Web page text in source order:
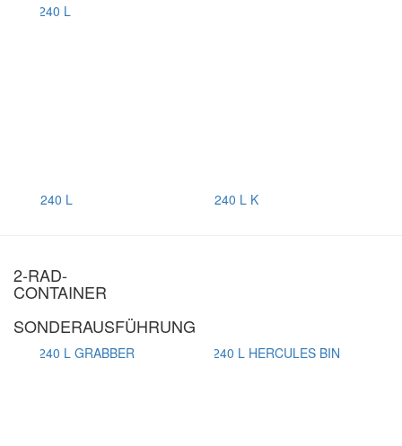
240 L 240 L K
2-RAD-
CONTAINER
SONDER­AUSFÜHRUNG